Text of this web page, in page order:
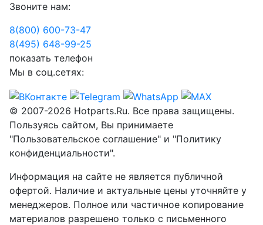
Звоните нам:
8(800) 600-73-47
8(495) 648-99-25
показать телефон
Мы в соц.сетях:
© 2007-2026 Hotparts.Ru. Все права защищены.
Пользуясь сайтом, Вы принимаете
"Пользовательское соглашение" и "Политику
конфиденциальности".
Информация на сайте не является публичной
офертой. Наличие и актуальные цены уточняйте у
менеджеров. Полное или частичное копирование
материалов разрешено только с письменного